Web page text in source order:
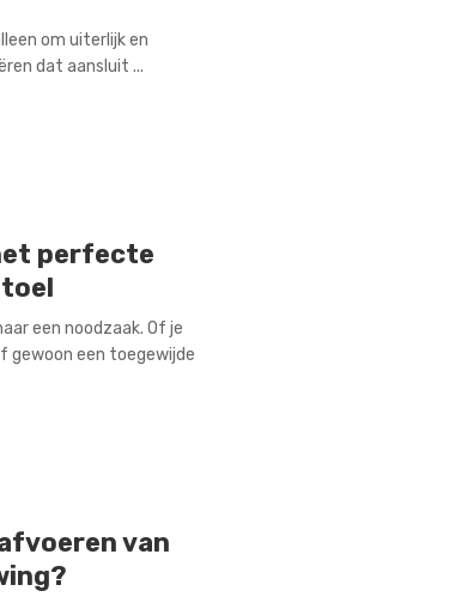
om uiterlijk en
dat aansluit ...
perfecte
een noodzaak. Of je
gewoon een toegewijde
van